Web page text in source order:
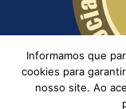
Informamos que
cookies para
nosso site. Ao